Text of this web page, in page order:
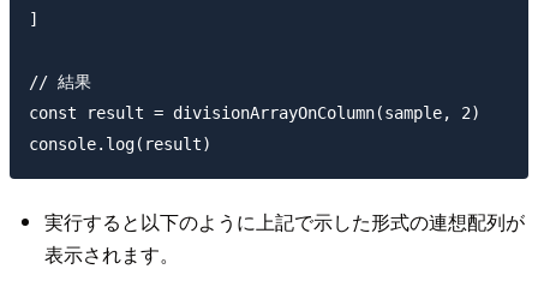
]
// 結果
const result = divisionArrayOnColumn(sample, 2)
実行すると以下のように上記で示した形式の連想配列が
表示されます。